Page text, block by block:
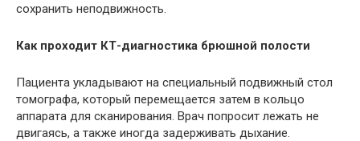
сохранить неподвижность.
Как проходит КТ-диагностика брюшной полости
Пациента укладывают на специальный подвижный стол
томографа, который перемещается затем в кольцо
аппарата для сканирования. Врач попросит лежать не
двигаясь, а также иногда задерживать дыхание.